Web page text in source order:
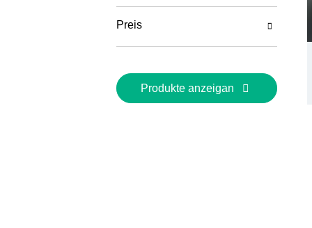
Preis
Produkte anzeigan